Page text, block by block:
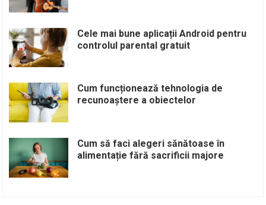
Cele mai bune aplicații Android pentru
controlul parental gratuit
Cum funcționează tehnologia de
recunoaștere a obiectelor
Cum să faci alegeri sănătoase în
alimentație fără sacrificii majore